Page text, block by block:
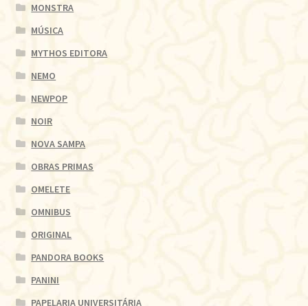
MONSTRA
MÚSICA
MYTHOS EDITORA
NEMO
NEWPOP
NOIR
NOVA SAMPA
OBRAS PRIMAS
OMELETE
OMNIBUS
ORIGINAL
PANDORA BOOKS
PANINI
PAPELARIA UNIVERSITÁRIA